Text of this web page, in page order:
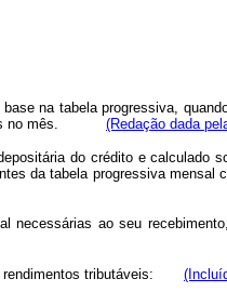
na tabela progressiva,
no mês. (Redação dada
do crédito e calculado
da tabela progressiva
ao seu
rendimentos tributáveis: